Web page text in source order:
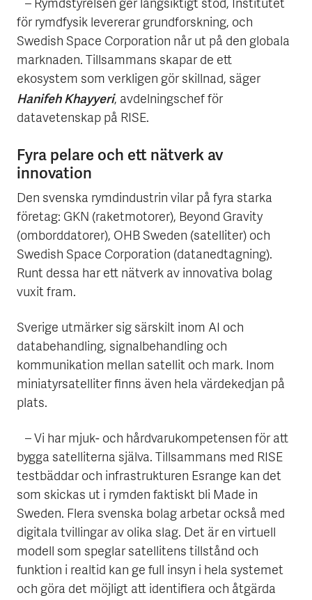
– Rymdstyrelsen ger långsiktigt stöd, Institutet
för rymdfysik levererar grundforskning, och
Swedish Space Corporation når ut på den globala
marknaden. Tillsammans skapar de ett
ekosystem som verkligen gör skillnad, säger
Hanifeh Khayyeri, avdelningschef för
datavetenskap på RISE.
Fyra pelare och ett nätverk av
innovation
Den svenska rymdindustrin vilar på fyra starka
företag: GKN (raketmotorer), Beyond Gravity
(omborddatorer), OHB Sweden (satelliter) och
Swedish Space Corporation (datanedtagning).
Runt dessa har ett nätverk av innovativa bolag
vuxit fram.
Sverige utmärker sig särskilt inom AI och
databehandling, signalbehandling och
kommunikation mellan satellit och mark. Inom
miniatyrsatelliter finns även hela värdekedjan på
plats.
– Vi har mjuk- och hårdvarukompetensen för att
bygga satelliterna själva. Tillsammans med RISE
testbäddar och infrastrukturen Esrange kan det
som skickas ut i rymden faktiskt bli Made in
Sweden. Flera svenska bolag arbetar också med
digitala tvillingar av olika slag. Det är en virtuell
modell som speglar satellitens tillstånd och
funktion i realtid kan ge full insyn i hela systemet
och göra det möjligt att identifiera och åtgärda